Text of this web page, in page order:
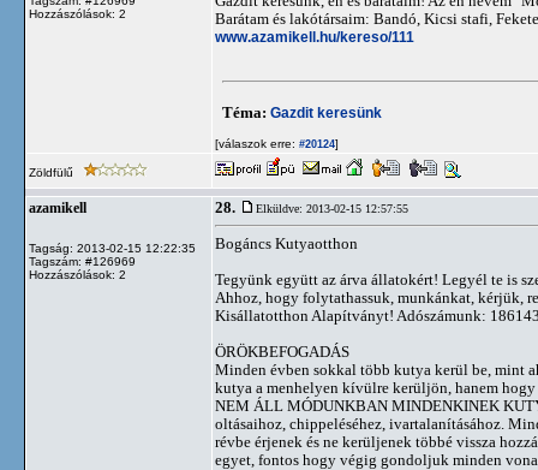
Hozzászólások: 2
Barátam és lakótársaim: Bandó, Kicsi stafi,
www.azamikell.hu/kereso/111
Téma: Gazdit keresünk
[válaszok erre: #20124]
Zöldfülű
azamikell
Tagság: 2013-02-15 12:22:35
Tagszám: #126969
Hozzászólások: 2
28. Elküldve: 2013-02-15 12:57:55
Bogáncs Kutyaotthon
Tegyünk együtt az árva állatokért! Legyél te is
Ahhoz, hogy folytathassuk, munkánkat, kérjük,
Kisállatotthon Alapítványt! Adószámunk:
ÖRÖKBEFOGADÁS
Minden évben sokkal több kutya kerül be, mint
kutya a menhelyen kívülre kerüljön, hanem
NEM ÁLL MÓDUNKBAN MINDENKINEK
oltásaihoz, chippeléséhez, ivartalanításához.
révbe érjenek és ne kerüljenek többé vissza
egyet, fontos hogy végig gondoljuk minden